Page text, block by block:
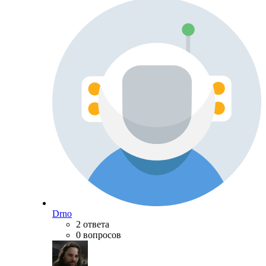
Drno
2 ответа
0 вопросов